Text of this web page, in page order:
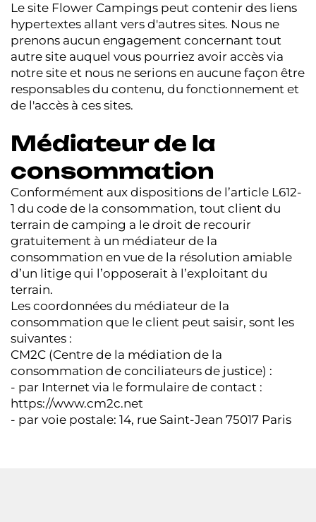
Le site Flower Campings peut contenir des liens
hypertextes allant vers d'autres sites. Nous ne
prenons aucun engagement concernant tout
autre site auquel vous pourriez avoir accès via
notre site et nous ne serions en aucune façon être
responsables du contenu, du fonctionnement et
de l'accès à ces sites.
Médiateur de la
consommation
Conformément aux dispositions de l’article L612-
1 du code de la consommation, tout client du
terrain de camping a le droit de recourir
gratuitement à un médiateur de la
consommation en vue de la résolution amiable
d’un litige qui l’opposerait à l’exploitant du
terrain.
Les coordonnées du médiateur de la
consommation que le client peut saisir, sont les
suivantes :
CM2C (Centre de la médiation de la
consommation de conciliateurs de justice) :
- par Internet via le formulaire de contact :
https://www.cm2c.net
- par voie postale: 14, rue Saint-Jean 75017 Paris